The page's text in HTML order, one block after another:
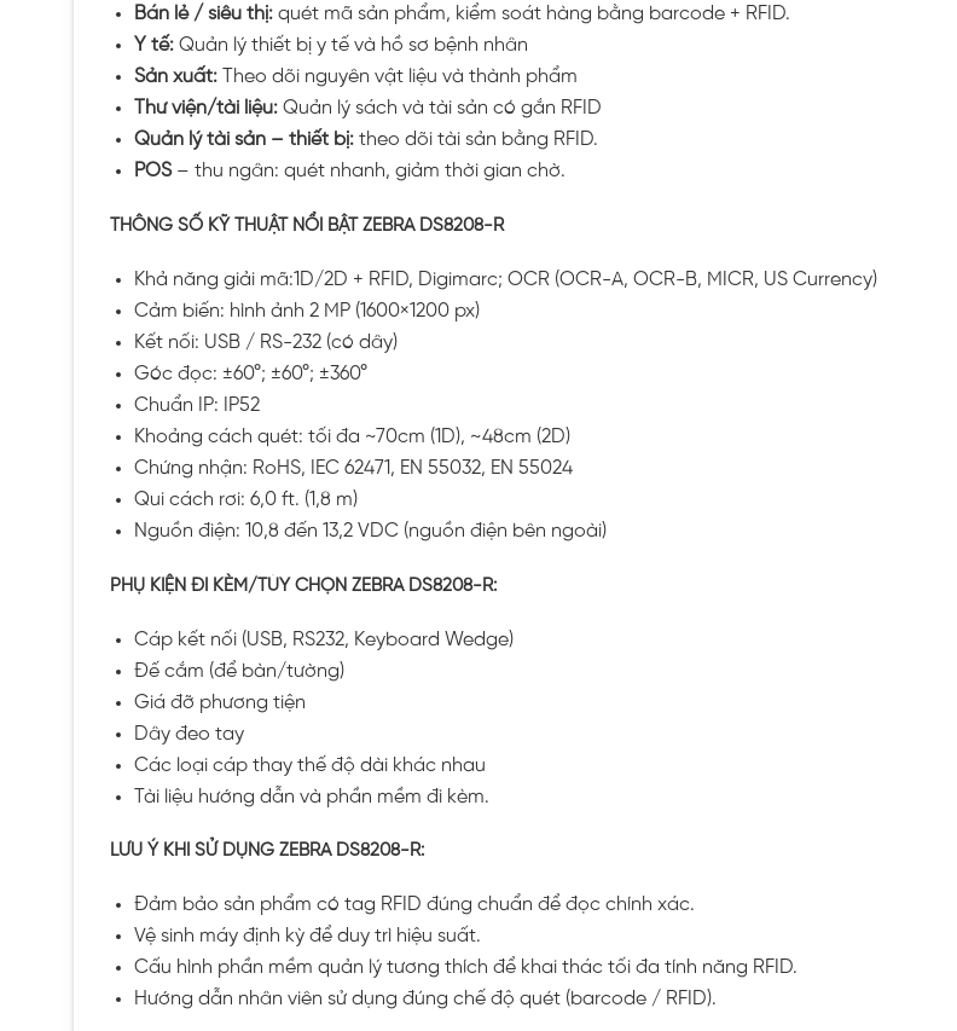
Bán lẻ / siêu thị:quét mã sản phẩm, kiểm soát hàng bằng barcode + RFID.
Y tế: Quản lý thiết bị y tế và hồ sơ bệnh nhân
Sản xuất: Theo dõi nguyên vật liệu và thành phẩm
Thư viện/tài liệu:Quản lý sách và tài sản có gắn RFID
Quản lý tài sản – thiết bị: theo dõi tài sản bằng RFID.
POS– thu ngân: quét nhanh, giảm thời gian chờ.
THÔNG SỐ KỸ THUẬT NỔI BẬT ZEBRA DS8208-R
Khả năng giải mã:1D/2D + RFID, Digimarc; OCR (OCR-A, OCR-B, MICR, US Currency)
Cảm biến: hình ảnh 2 MP (1600×1200 px)
Kết nối: USB / RS-232 (có dây)
Góc đọc: ±60°; ±60°; ±360°
Chuẩn IP: IP52
Khoảng cách quét: tối đa ~70cm (1D), ~48cm (2D)
Chứng nhận: RoHS, IEC 62471, EN 55032, EN 55024
Qui cách rơi: 6,0 ft. (1,8 m)
Nguồn điện: 10,8 đến 13,2 VDC (nguồn điện bên ngoài)
PHỤ KIỆN ĐI KÈM/TÙY CHỌN ZEBRA DS8208-R:
Cáp kết nối (USB, RS232, Keyboard Wedge)
Đế cắm (để bàn/tường)
Giá đỡ phương tiện
Dây đeo tay
Các loại cáp thay thế độ dài khác nhau
Tài liệu hướng dẫn và phần mềm đi kèm.
LƯU Ý KHI SỬ DỤNG ZEBRA DS8208-R:
Đảm bảo sản phẩm có tag RFID đúng chuẩn để đọc chính xác.
Vệ sinh máy định kỳ để duy trì hiệu suất.
Cấu hình phần mềm quản lý tương thích để khai thác tối đa tính năng RFID.
Hướng dẫn nhân viên sử dụng đúng chế độ quét (barcode / RFID).